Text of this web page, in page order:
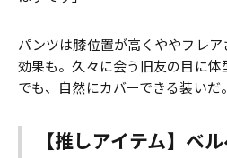
パンツは膝位置が高くややフレ
効果も。久々に会う旧友の目に
でも、自然にカバーできる装いだ。
【推しアイテム】ベ